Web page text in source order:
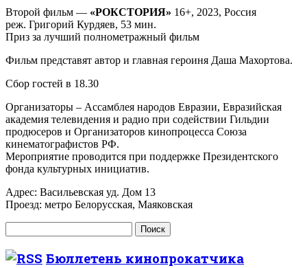
Второй фильм — «РОКСТОРИЯ» 16+, 2023, Россия
реж. Григорий Курдяев, 53 мин.
Приз за лучший полнометражный фильм
Фильм представят автор и главная героиня Даша Махортова.
Сбор гостей в 18.30
Организаторы – Ассамблея народов Евразии, Евразийская
академия телевидения и радио при содействии Гильдии
продюсеров и Организаторов кинопроцесса Союза
кинематографистов РФ.
Мероприятие проводится при поддержке Президентского
фонда культурных инициатив.
Адрес: Васильевская уд. Дом 13
Проезд: метро Белорусская, Маяковская
Бюллетень кинопрокатчика